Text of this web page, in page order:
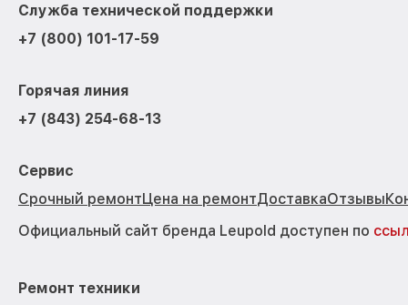
Служба технической поддержки
+7 (800) 101-17-59
Горячая линия
+7 (843) 254-68-13
Сервис
Срочный ремонтЦена на ремонтДоставкаОтзывы
Официальный сайт бренда Leupold доступен по
Ремонт техники